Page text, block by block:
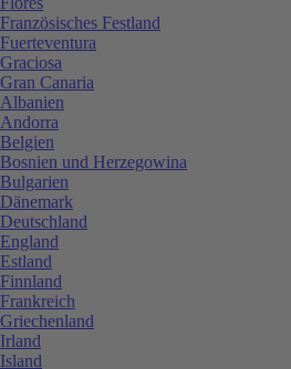
Französisches Festland
Fuerteventura
Graciosa
Gran Canaria
Albanien
Andorra
Belgien
Bosnien und Herzegowina
Bulgarien
Dänemark
Deutschland
England
Estland
Finnland
Frankreich
Griechenland
Irland
Island